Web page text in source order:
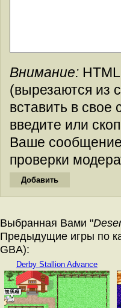
Внимание:
(вырезаются из
вставить в
введите или
Ваше
проверки
Выбранная Вами "
Предыдущие игры по
GBA):
Derby Stallion Advance